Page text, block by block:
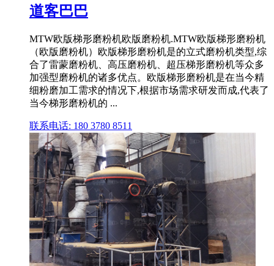
道客巴巴
MTW欧版梯形磨粉机欧版磨粉机.MTW欧版梯形磨粉机
（欧版磨粉机）欧版梯形磨粉机是的立式磨粉机类型,综
合了雷蒙磨粉机、高压磨粉机、超压梯形磨粉机等众多
加强型磨粉机的诸多优点。欧版梯形磨粉机是在当今精
细粉磨加工需求的情况下,根据市场需求研发而成,代表了
当今梯形磨粉机的 ...
联系电话: 180 3780 8511